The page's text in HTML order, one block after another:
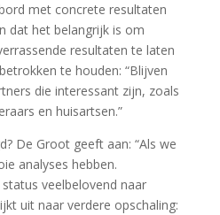
met concrete resultaten
dat het belangrijk is om
resultaten te laten
te houden: “Blijven
die interessant zijn, zoals
en huisartsen.”
De Groot geeft aan: “Als we
analyses hebben.
veelbelovend naar
uit naar verdere opschaling: